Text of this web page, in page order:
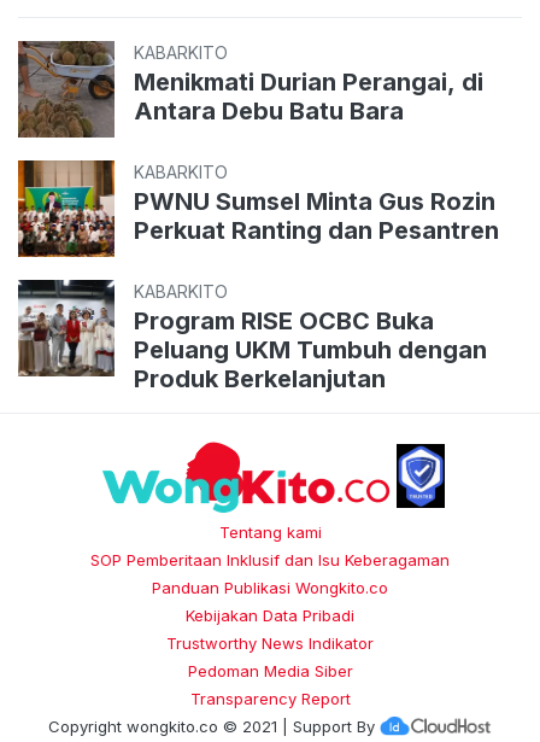
KABARKITO
Menikmati Durian Perangai, di
Antara Debu Batu Bara
KABARKITO
PWNU Sumsel Minta Gus Rozin
Perkuat Ranting dan Pesantren
KABARKITO
Program RISE OCBC Buka
Peluang UKM Tumbuh dengan
Produk Berkelanjutan
Tentang kami
SOP Pemberitaan Inklusif dan Isu Keberagaman
Panduan Publikasi Wongkito.co
Kebijakan Data Pribadi
Trustworthy News Indikator
Pedoman Media Siber
Transparency Report
Copyright wongkito.co © 2021 | Support By